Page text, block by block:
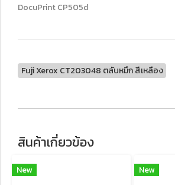
DocuPrint CP505d
Fuji Xerox CT203048 ตลับหมึก สีเหลือง
สินค้าเกี่ยวข้อง
New New